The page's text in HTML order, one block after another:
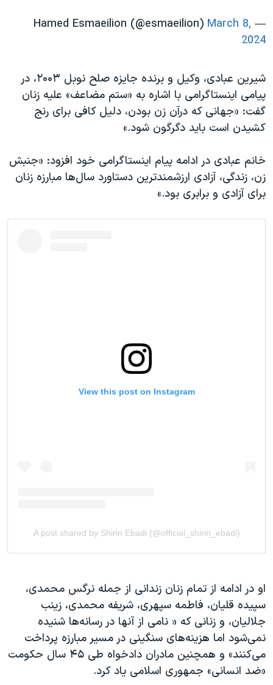
— Hamed Esmaeilion (@esmaeilion)
March 8,
2024
شیرین عبادی، وکیل و برنده جایزه صلح نوبل ۲۰۰۳، در
پیامی اینستاگرامی با اشاره به «ستم مضاعف» علیه زنان
گفت: «جهانی که درآن زن بودن، دلیل کافی برای رنج
کشیدن است باید دگرگون شود.»
خانم عبادی در ادامه پیام اینستاگرامی خود افزود: «جنبش
زن، زندگی، آزادی ارزشمندترین دستاورد سال‌ها مبارزه زنان
برای آزادی و برابری بود.»
او در ادامه از تمام زنان زندانی از جمله نرگس محمدی،
سپیده قلیان، فاطمه سپهری، شریفه محمدی، زینب
جلالیان، و زنانی که « نامی از آنها در رسانه‌ها شنیده
نمی‌شود اما هزینه‌های سنگینی در مسیر مبارزه پرداخت
می‌کنند» و همچنین مادران دادخواه طی ۴۵ سال حکومت
«ضد انسانی» جمهوری اسلامی یاد کرد.